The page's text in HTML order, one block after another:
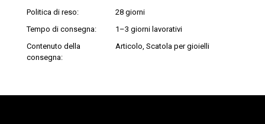
Politica di reso:
28 giorni
Tempo di consegna:
1–3 giorni lavorativi
Contenuto della
consegna:
Articolo, Scatola per gioielli